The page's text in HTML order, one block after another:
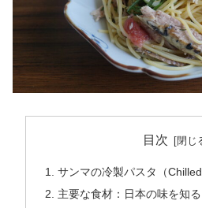
目次
サンマの冷製パスタ（
主要な食材：日本の味を知